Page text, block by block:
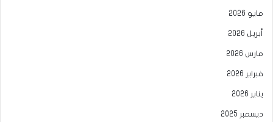
مايو 2026
أبريل 2026
مارس 2026
فبراير 2026
يناير 2026
ديسمبر 2025